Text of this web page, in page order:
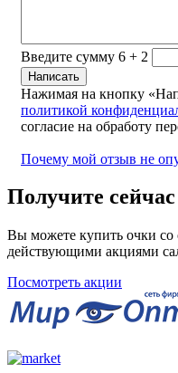
Введите сумму 6 + 2
Нажимая на кнопку
политикой
согласие на обработу
Почему мой отзыв не
Получите
Вы можете купить очки со
действующими акциями
Посмотреть акции